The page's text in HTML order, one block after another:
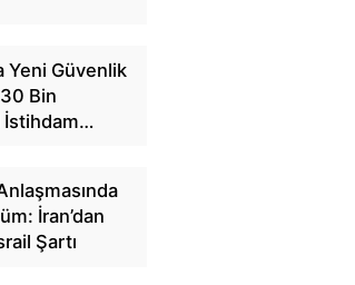
Yeni Güvenlik
Bin
İran’dan
Şartı